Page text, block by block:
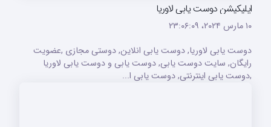
اپلیکیشن دوست یابی لاوریا
۱۰ مارس ۲۰۲۴،‏ ۲۳:۰۶:۰۹
دوست یابی لاوریا, دوست یابی انلاین, دوستی مجازی ,عضویت
رایگان, سایت دوست یابی, دوست یابی و دوست یابی لاوریا
,دوست یابی اینترنتی, دوست یابی ا...